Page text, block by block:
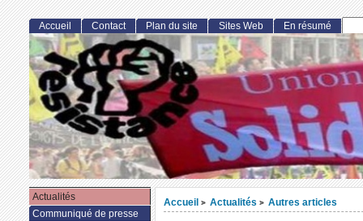
Accueil > Actualités > Autres articles
Accueil Contact Plan du site Sites Web En résumé
Actualités
Communiqué de presse